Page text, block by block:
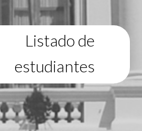
Listado de
estudiantes